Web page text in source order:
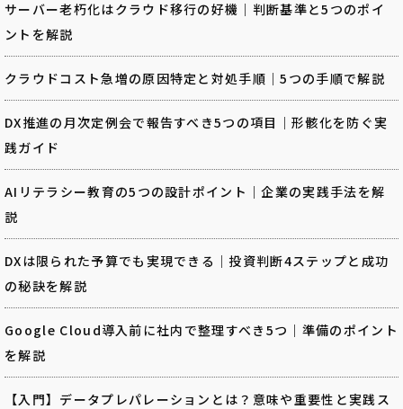
サーバー老朽化はクラウド移行の好機｜判断基準と5つのポイ
ントを解説
クラウドコスト急増の原因特定と対処手順｜5つの手順で解説
DX推進の月次定例会で報告すべき5つの項目｜形骸化を防ぐ実
践ガイド
AIリテラシー教育の5つの設計ポイント｜企業の実践手法を解
説
DXは限られた予算でも実現できる｜投資判断4ステップと成功
の秘訣を解説
Google Cloud導入前に社内で整理すべき5つ｜準備のポイント
を解説
【入門】データプレパレーションとは？意味や重要性と実践ス